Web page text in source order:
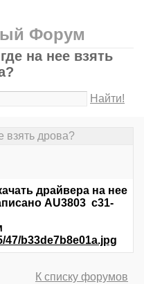
Форум
на нее взять
Найти!
взять дрова?
драйвера на нее
AU3803 c31-
47/b33de7b8e01a.jpg
К списку форумов